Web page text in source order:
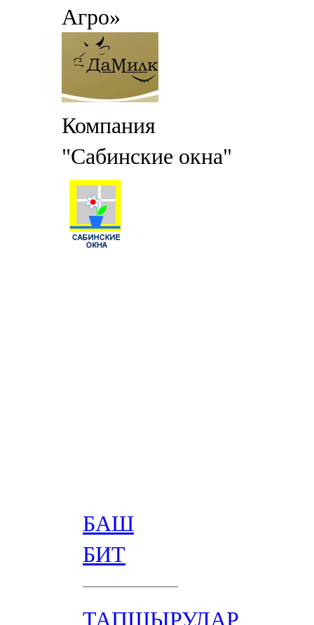
Агро»
Компания
"Сабинские окна"
БАШ
БИТ
ТАПШЫРУЛАР